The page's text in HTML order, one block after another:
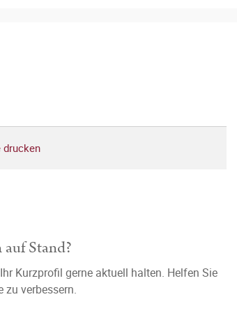
drucken
Stand?
Kurzprofil gerne aktuell halten. Helfen Sie
zu verbessern.